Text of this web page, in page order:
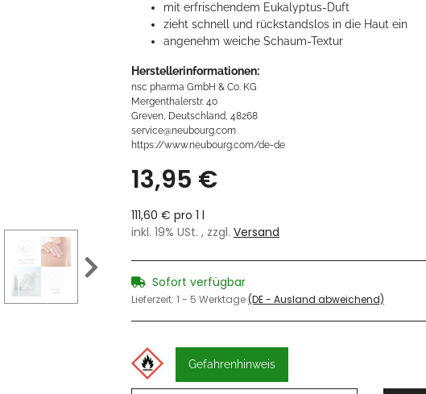
mit erfrischendem Eukalyptus-Duft
zieht schnell und rückstandslos in die Haut ein
angenehm weiche Schaum-Textur
Herstellerinformationen:
nsc pharma GmbH & Co. KG
Mergenthalerstr. 40
Greven, Deutschland, 48268
service@neubourg.com
https://www.neubourg.com/de-de
13,95 €
111,60 € pro 1 l
inkl. 19% USt. , zzgl. Versand
Sofort verfügbar
Lieferzeit: 1 - 5 Werktage(DE - Ausland abweichend)
Gefahrenhinweis